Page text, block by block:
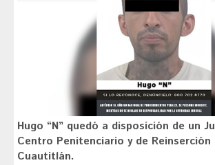
Hugo “N” quedó a disposición de un
Centro Penitenciario y de Reinserción
Cuautitlán.